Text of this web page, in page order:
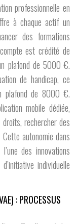
professionnelle en
à chaque actif un
des formations
est crédité de
plafond de 5000 €.
de handicap, ce
plafond de 8000 €.
mobile dédiée,
rechercher des
autonomie dans
des innovations
individuelle
: PROCESSUS